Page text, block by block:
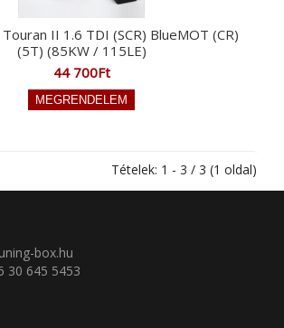
II 1.6 TDI (SCR) BlueMOT (CR)
(5T) (85KW / 115LE)
44 700Ft
Tételek: 1 - 3 / 3 (1 oldal)
box.hu
30 645 5453